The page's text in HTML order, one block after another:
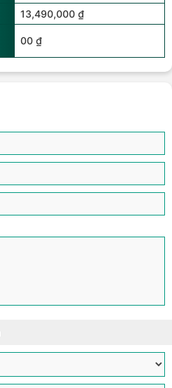
13,490,000 ₫
00 ₫